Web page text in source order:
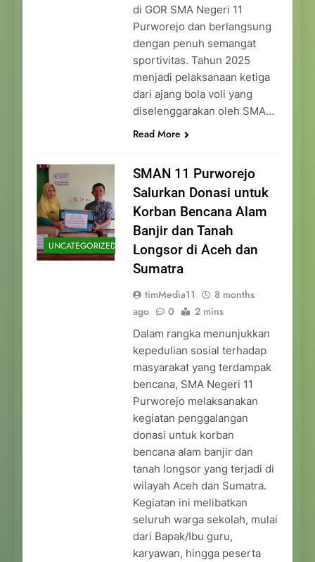
di GOR SMA Negeri 11
Purworejo dan berlangsung
dengan penuh semangat
sportivitas. Tahun 2025
menjadi pelaksanaan ketiga
dari ajang bola voli yang
diselenggarakan oleh SMA…
Read More
UNCATEGORIZED
SMAN 11 Purworejo
Salurkan Donasi untuk
Korban Bencana Alam
Banjir dan Tanah
Longsor di Aceh dan
Sumatra
timMedia11
8 months
ago
0 2 mins
Dalam rangka menunjukkan
kepedulian sosial terhadap
masyarakat yang terdampak
bencana, SMA Negeri 11
Purworejo melaksanakan
kegiatan penggalangan
donasi untuk korban
bencana alam banjir dan
tanah longsor yang terjadi di
wilayah Aceh dan Sumatra.
Kegiatan ini melibatkan
seluruh warga sekolah, mulai
dari Bapak/Ibu guru,
karyawan, hingga peserta